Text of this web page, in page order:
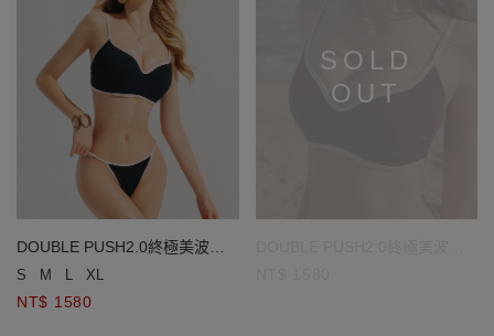
DOUBLE PUSH2.0終極美波撞
色滾邊羅紋比基尼
S M L XL
NT$ 1580
SOLD
OUT